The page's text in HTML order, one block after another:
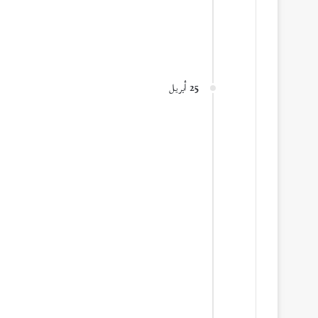
25 أبريل